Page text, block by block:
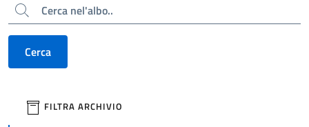
Cerca
Cerca
filtri da applicare
FILTRA ARCHIVIO